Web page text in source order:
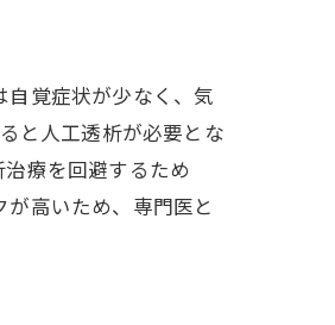
覚症状が少なく、気
と人工透析が必要とな
療を回避するため
高いため、専門医と